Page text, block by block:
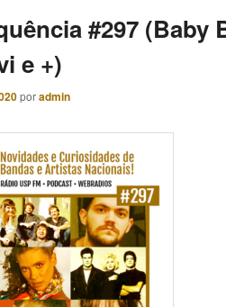
#297 (Baby
e +)
poradmin